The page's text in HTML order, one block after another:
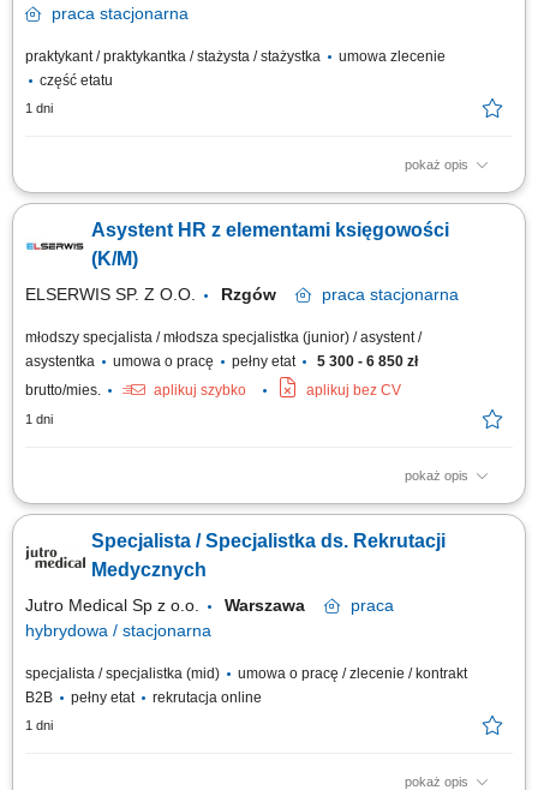
praca stacjonarna
praktykant / praktykantka / stażysta / stażystka
umowa zlecenie
część etatu
1 dni
pokaż opis
Zakres obowiązków: Wsparcie zespołu rekrutacyjnego w codziennych
umawianie rozmów, prowadzenie wstępnych wywiadów oraz
przekazywanie informacji zwrotnej. Organizacja i koordynacja spotkań
Asystent HR z elementami księgowości
(K/M)
ELSERWIS SP. Z O.O. Rzgów praca stacjonarna
młodszy specjalista / młodsza specjalistka (junior) / asystent /
asystentka
umowa o pracę pełny etat
5 300 - 6 850 zł
brutto/mies.
aplikuj szybko aplikuj bez CV
1 dni
pokaż opis
Zakres obowiązków: Prowadzenie procesów rekrutacyjnych; Organizacja
procesu zakończenia współpracy z pracownikami (offboarding)
Współpraca oraz bieżąca komunikacja z Agencjami Rekrutacyjnymi,
Specjalista / Specjalistka ds. Rekrutacji
Medycznych
Jutro Medical Sp z o.o. Warszawa
praca
hybrydowa / stacjonarna
specjalista / specjalistka (mid)
umowa o pracę / zlecenie / kontrakt
B2B
pełny etat rekrutacja online
1 dni
pokaż opis